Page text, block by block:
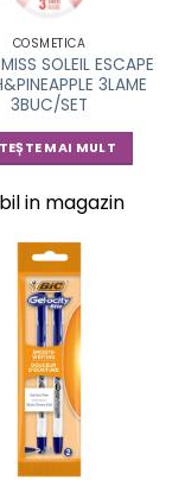
COSMETICA
SOLEIL ESCAPE
3LAME
3BUC/SET
MAI MULT
in magazin